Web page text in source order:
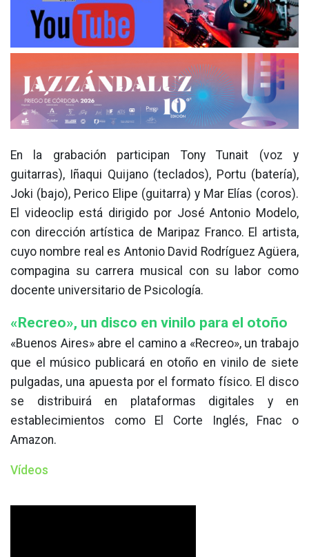
En la grabación participan Tony Tunait (voz y
guitarras), Iñaqui Quijano (teclados), Portu (batería),
Joki (bajo), Perico Elipe (guitarra) y Mar Elías (coros).
El videoclip está dirigido por José Antonio Modelo,
con dirección artística de Maripaz Franco. El artista,
cuyo nombre real es Antonio David Rodríguez Agüera,
compagina su carrera musical con su labor como
docente universitario de Psicología.
«Recreo», un disco en vinilo para el otoño
«Buenos Aires» abre el camino a «Recreo», un trabajo
que el músico publicará en otoño en vinilo de siete
pulgadas, una apuesta por el formato físico. El disco
se distribuirá en plataformas digitales y en
establecimientos como El Corte Inglés, Fnac o
Amazon.
Vídeos